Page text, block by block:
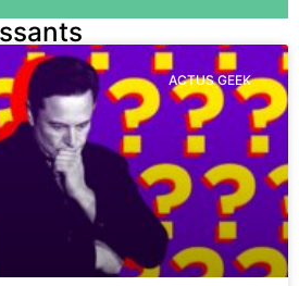
ACTUS GEEK